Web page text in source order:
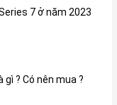
7 ở năm 2023
gì ? Có nên mua ?